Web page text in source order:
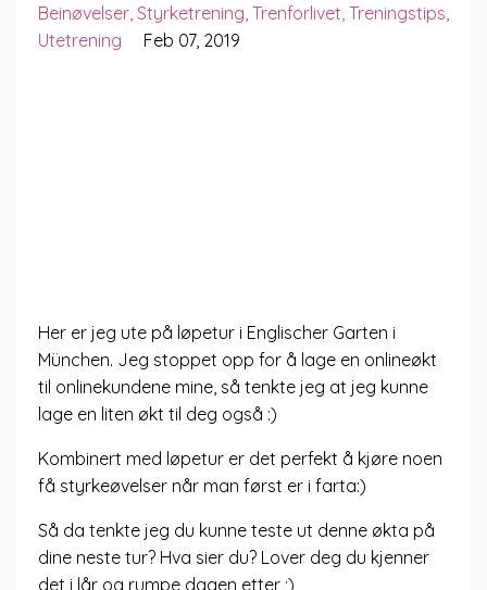
Beinøvelser Styrketrening Trenforlivet Treningstips
Utetrening
Feb 07, 2019
Her er jeg ute på løpetur i Englischer Garten i
München. Jeg stoppet opp for å lage en onlineøkt
til onlinekundene mine, så tenkte jeg at jeg kunne
lage en liten økt til deg også :)
Kombinert med løpetur er det perfekt å kjøre noen
få styrkeøvelser når man først er i farta:)
Så da tenkte jeg du kunne teste ut denne økta på
dine neste tur? Hva sier du? Lover deg du kjenner
det i lår og rumpe dagen etter ;)